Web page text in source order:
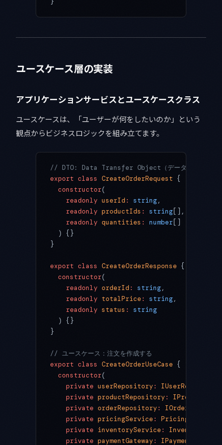
ユースケース層の実装
アプリケーションサービスとユースケースクラス
ユースケースは、「ユーザーが何をしたいのか」という
観点からビジネスロジックを組み立てます。
// DTO: Data Transfer Object（データ転送オブジ
export class CreateOrderRequest {
  constructor
(
    readonly
userId : string,
    readonly
productIds : string[],
    readonly
quantities : number []
  ) {}
}
export class CreateOrderResponse {
  constructor
(
    readonly
orderId : string,
    readonly
totalPrice : string,
    readonly
status :
string
  ) {}
}
// ユースケース：注文を作成する
export class CreateOrderUseCase {
  constructor
(
    private
userRepository : IUserRepository
    private
productRepository:
    private
orderRepository:
    private
pricingService :
    private
inventoryService :
    private
paymentGateway: IPaymentGateway